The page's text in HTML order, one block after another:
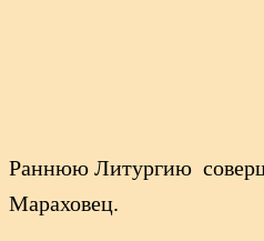
Раннюю Литургию
Мараховец.